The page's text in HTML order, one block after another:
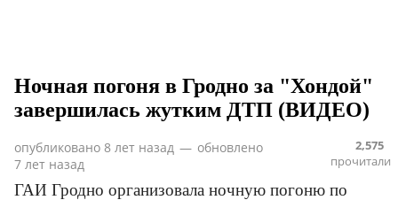
Ночная погоня в Гродно за "Хондой"
завершилась жутким ДТП (ВИДЕО)
опубликовано 8 лет назад — обновлено
7 лет назад
2,575
прочитали
ГАИ Гродно организовала ночную погоню по